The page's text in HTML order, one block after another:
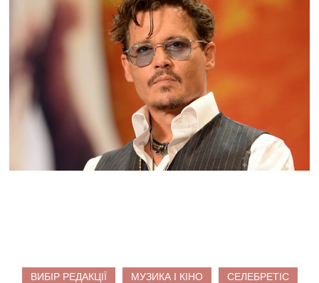
ВИБІР РЕДАКЦІЇ МУЗИКА І КІНО СЕЛЕБРЕТІС